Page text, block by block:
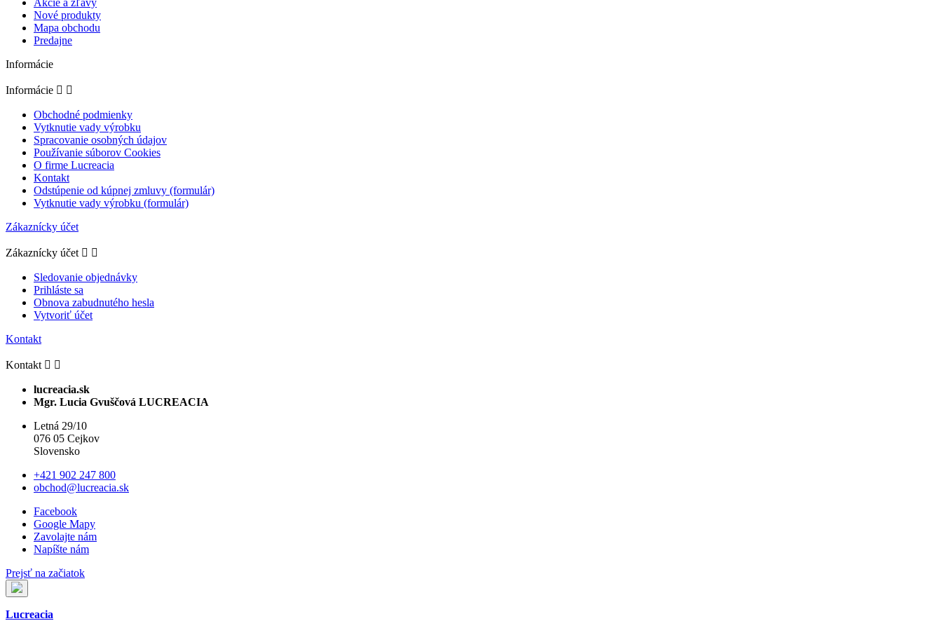
Akcie a zľavy
Nové produkty
Mapa obchodu
Predajne
Informácie
Informácie  
Obchodné podmienky
Vytknutie vady výrobku
Spracovanie osobných údajov
Používanie súborov Cookies
O firme Lucreacia
Kontakt
Odstúpenie od kúpnej zmluvy (formulár)
Vytknutie vady výrobku (formulár)
Zákaznícky účet
Zákaznícky účet  
Sledovanie objednávky
Prihláste sa
Obnova zabudnutého hesla
Vytvoriť účet
Kontakt
Kontakt  
lucreacia.sk
Mgr. Lucia Gvuščová LUCREACIA
Letná 29/10
076 05 Cejkov
Slovensko
+421 902 247 800
obchod@lucreacia.sk
Facebook
Google Mapy
Zavolajte nám
Napíšte nám
Prejsť na začiatok
Lucreacia